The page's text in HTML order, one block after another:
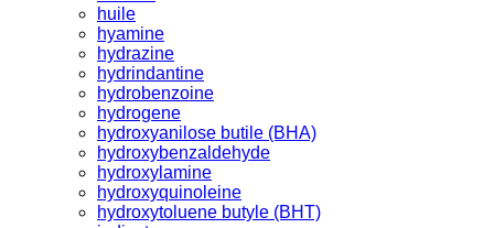
huile
hyamine
hydrazine
hydrindantine
hydrobenzoine
hydrogene
hydroxyanilose butile (BHA)
hydroxybenzaldehyde
hydroxylamine
hydroxyquinoleine
hydroxytoluene butyle (BHT)